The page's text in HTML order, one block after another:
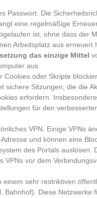
Passwort. Die
eine regelmäßige
ist, ohne dass der
Arbeitsplatz aus erneuert
das einzige Mittel
aus.
Cookies oder Skripte
sichere Sitzungen, die die
erfordern.
für den
VPN. Einige VPNs
und können eine
des Portals auslösen.
VPNs vor dem
einem sehr restriktiven
Bahnhof). Diese Netzwerke